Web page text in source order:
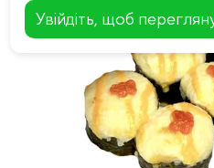
Увійдіть, щоб